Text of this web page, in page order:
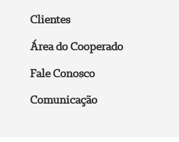
Clientes
Área do Cooperado
Fale Conosco
Comunicação